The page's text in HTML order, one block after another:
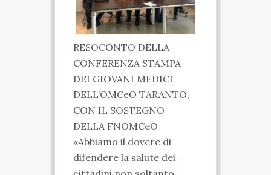
RESOCONTO DELLA
CONFERENZA STAMPA
DEI GIOVANI MEDICI
DELL’OMCeO TARANTO,
CON IL SOSTEGNO
DELLA FNOMCeO
«Abbiamo il dovere di
difendere la salute dei